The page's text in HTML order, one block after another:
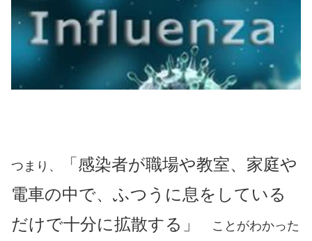
つまり、
「感染者が職場や教室、家庭や
電車の中で、ふつうに息をしている
だけで十分に拡散する」
ことがわかった